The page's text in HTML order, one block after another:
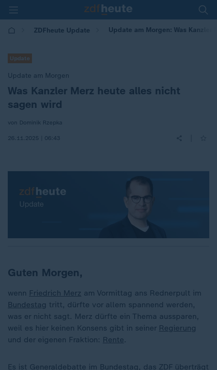
ZDFheute Update Update am Morgen: Was
Update
Update am Morgen
:
Was Kanzler Merz heute alles nicht
sagen wird
von Dominik Rzepka
26.11.2025 | 06:43
Guten Morgen,
wenn Friedrich Merz am Vormittag ans Rednerpult im
Bundestag tritt, dürfte vor allem spannend werden,
was er nicht sagt. Merz dürfte ein Thema aussparen,
weil es hier keinen Konsens gibt in seiner Regierung
und der eigenen Fraktion: Rente.
Es ist Generaldebatte im Bundestag, das ZDF überträgt